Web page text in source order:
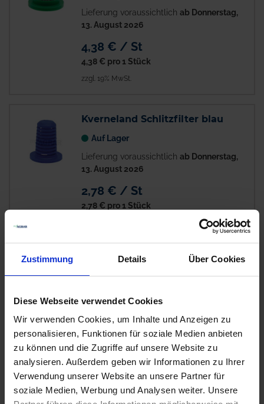
Zustimmung Details Über Cookies
Diese Webseite verwendet Cookies
Wir verwenden Cookies, um Inhalte und Anzeigen zu
personalisieren, Funktionen für soziale Medien anbieten
zu können und die Zugriffe auf unsere Website zu
analysieren. Außerdem geben wir Informationen zu Ihrer
Verwendung unserer Website an unsere Partner für
soziale Medien, Werbung und Analysen weiter. Unsere
Lieferung voraussichtlich ab Donnerstag,
13. August 2026
4,38 € / St
4,38 € pro 1 Stück
zzgl. 19% MwSt.
Kverneland Schlitzfilter blau
Auf Lager
Lieferung voraussichtlich ab Donnerstag,
13. August 2026
2,78 € / St
2,78 € pro 1 Stück
ARAG Hutfilter
Lieferung voraussichtlich
1,90 € / St
1,90 €pro 1 Stück
zzgl. 19% MwSt.